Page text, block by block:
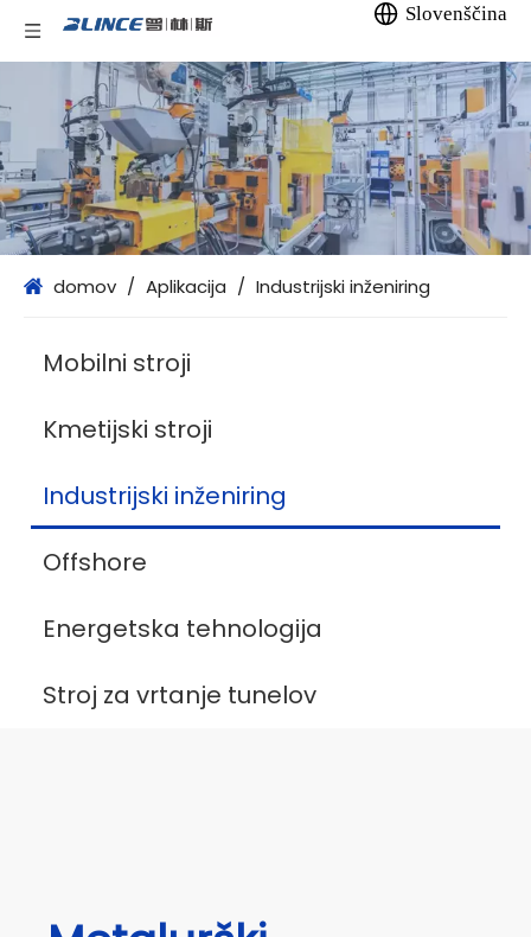
Slovenščina
domov / Aplikacija / Industrijski inženiring
Mobilni stroji
Kmetijski stroji
Industrijski inženiring
Offshore
Energetska tehnologija
Stroj za vrtanje tunelov